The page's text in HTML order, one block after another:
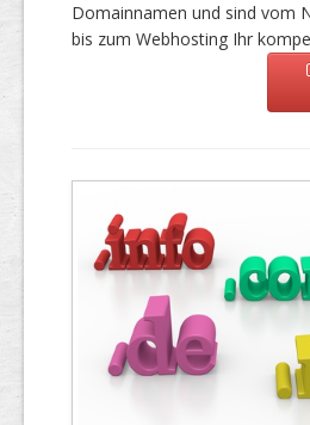
Domainnamen und sind vom
bis zum Webhosting Ihr